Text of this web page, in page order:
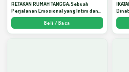
RETAKAN RUMAH TANGGA: Sebuah
Perjalanan Emosional yang Intim dan
Mendalam - Arda Dinata
Beli / Baca